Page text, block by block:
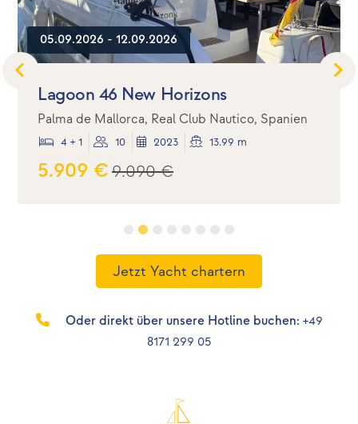
05.09.2026 - 12.09.2026
Lagoon 46 New Horizons
Palma de Mallorca, Real Club Nautico, Spanien
4 + 1 10 2023 13.99 m
5.909 €9.090 €
Jetzt Yacht chartern
Oder direkt über unsere Hotline buchen: +49
8171 299 05